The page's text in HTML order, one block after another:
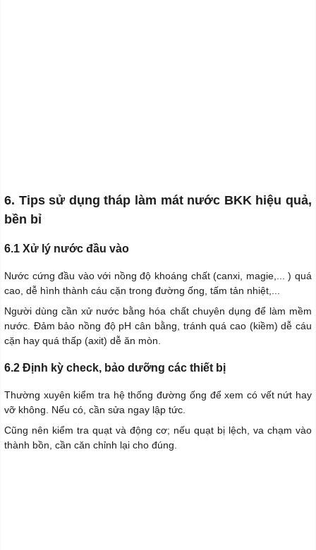
6. Tips sử dụng tháp làm mát nước BKK hiệu quả,
bền bỉ
6.1 Xử lý nước đầu vào
Nước cứng đầu vào với nồng độ khoáng chất (canxi, magie,... ) quá
cao, dễ hình thành cáu cặn trong đường ống, tấm tản nhiệt,...
Người dùng cần xử nước bằng hóa chất chuyên dụng để làm mềm
nước. Đảm bảo nồng độ pH cân bằng, tránh quá cao (kiềm) dễ cáu
cặn hay quá thấp (axit) dễ ăn mòn.
6.2 Định kỳ check, bảo dưỡng các thiết bị
Thường xuyên kiểm tra hệ thống đường ống để xem có vết nứt hay
vỡ không. Nếu có, cần sửa ngay lập tức.
Cũng nên kiểm tra quạt và động cơ; nếu quạt bị lệch, va chạm vào
thành bồn, cần căn chỉnh lại cho đúng.